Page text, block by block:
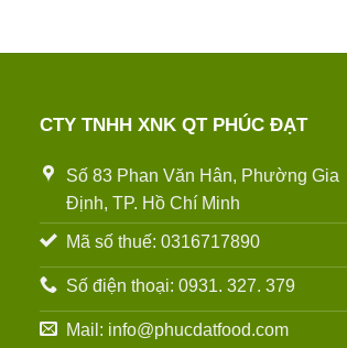
CTY TNHH XNK QT PHÚC ĐẠT
Số 83 Phan Văn Hân, Phường Gia
Định, TP. Hồ Chí Minh
Mã số thuế: 0316717890
Số điện thoại: 0931. 327. 379
Mail: info@phucdatfood.com